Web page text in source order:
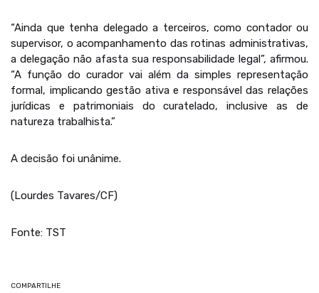
“Ainda que tenha delegado a terceiros, como contador ou
supervisor, o acompanhamento das rotinas administrativas,
a delegação não afasta sua responsabilidade legal”, afirmou.
“A função do curador vai além da simples representação
formal, implicando gestão ativa e responsável das relações
jurídicas e patrimoniais do curatelado, inclusive as de
natureza trabalhista.”
A decisão foi unânime.
(Lourdes Tavares/CF)
Fonte: TST
COMPARTILHE